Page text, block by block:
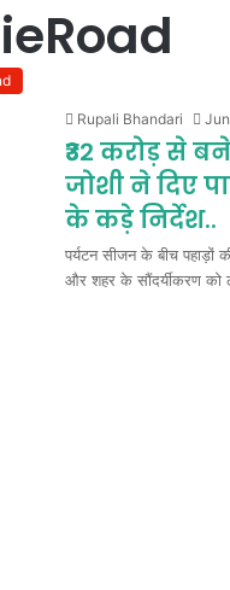
Rupali Bhandari
₹32 करोड़ से
जोशी ने दिए
के कड़े निर्देश..
पर्यटन सीजन के बीच पहाड़ों
और शहर के सौंदर्यीकरण